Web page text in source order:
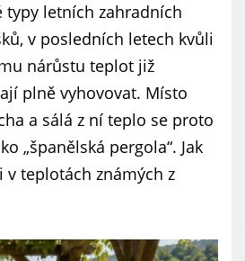
typy letních zahradních
v posledních letech kvůli
nárůstu teplot již
plně vyhovovat. Místo
a sálá z ní teplo se proto
„španělská pergola“. Jak
teplotách známých z